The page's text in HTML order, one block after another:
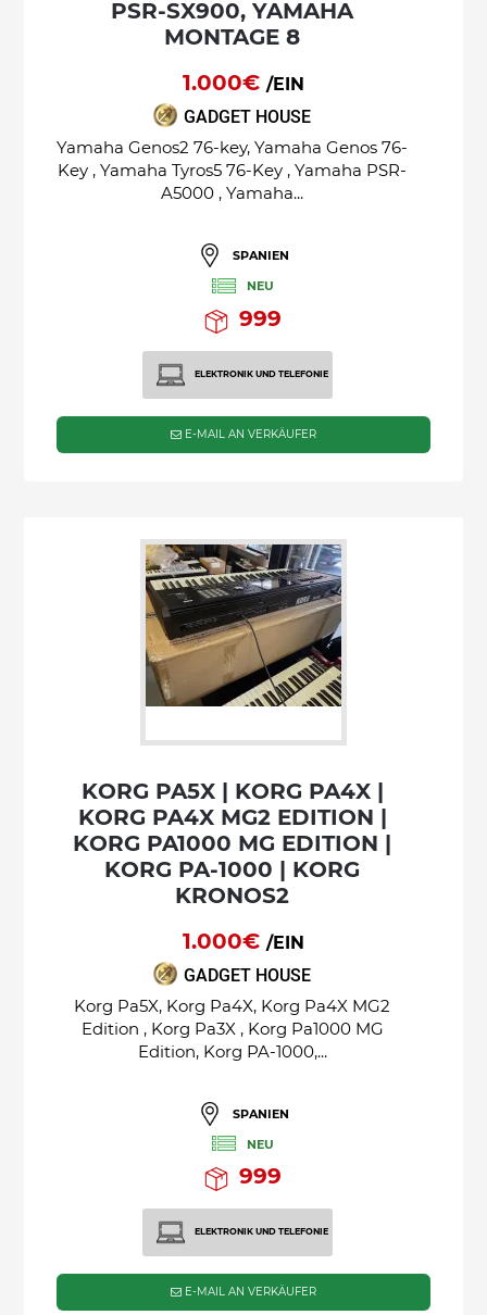
PSR-SX900, YAMAHA
MONTAGE 8
1.000€ /EIN
GADGET HOUSE
Yamaha Genos2 76-key, Yamaha Genos 76-
Key , Yamaha Tyros5 76-Key , Yamaha PSR-
A5000 , Yamaha...
SPANIEN
NEU
999
ELEKTRONIK UND TELEFONIE
E-MAIL AN VERKÄUFER
KORG PA5X | KORG PA4X |
KORG PA4X MG2 EDITION |
KORG PA1000 MG EDITION |
KORG PA-1000 | KORG
KRONOS2
1.000€ /EIN
GADGET HOUSE
Korg Pa5X, Korg Pa4X, Korg Pa4X MG2
Edition , Korg Pa3X , Korg Pa1000 MG
Edition, Korg PA-1000,...
SPANIEN
NEU
999
ELEKTRONIK UND TELEFONIE
E-MAIL AN VERKÄUFER